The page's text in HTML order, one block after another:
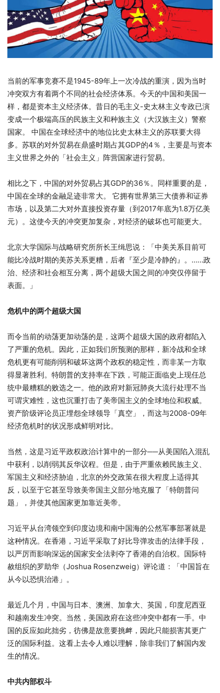
当前的军事竞赛不是1945-89年上一次冷战的重演，因为当时
冲突双方有着两个不同的社会经济体系。今天的中国和美国一
样，都是资本主义经济体。昔日的毛主义-史太林主义专政已演
变成一个极端高压的民族主义和种族主义（大汉族主义）警察
国家。 中国在全球经济中的地位比史太林主义的苏联要大得
多。苏联的对外贸易在鼎盛时期占其GDP的4％，主要是与资本
主义世界之外的「社会主义」阵营国家进行贸易。
相比之下，中国的对外贸易占其GDP的36％。同样重要的是，
中国在全球的金融足迹非常大。 它拥有世界第三大债券和证券
市场，以及第二大对外直接投资存量（到2017年底为1.8万亿美
元）。这使今天的冲突更加复杂，对经济的破坏也可能更大。
北京大学国际与战略研究所所长王缉思说：「中美关系目前可
能比冷战时期的美苏关系更糟，后者『至少是冷静的』。……政
治、经济和社会相互分离，两个超级大国之间的冲突仅停留于
表面。」
危机中的两个超级大国
而令当前的动荡更加动荡的是，这两个超级大国的政府都陷入
了严重的危机。因此，正如我们所预测的那样，新冷战和全球
危机更有可能削弱和破坏这两个政权的稳定性，而非某一方取
得显著胜利。特朗普的支持率在下跌，可能正面临史上现任总
统中最糟糕的败选之一。他的政府对新冠肺炎大流行处理不当
可谓灾难性，这也沉重打击了美帝国主义的全球地位和权威。
资产阶级评论员正埋怨全球领导「真空」，而这与2008-09年
经济危机时的状况形成鲜明对比。
当然，这是习近平政权政治计算中的一部分──从美国陷入混乱
中获利，以削弱其反华议程。但是，由于严重依赖民族主义、
军国主义和经济胁迫，北京的外交政策在很大程度上适得其
反，以至于它甚至导致美帝国主义部分地克服了「特朗普问
题」，并使其他国家更加靠近美帝。
习近平从台湾领空到印度边境和南中国海的公然军事部署就是
这种情况。在香港，习近平采取了好比导弹攻击的法律手段，
以严厉而影响深远的国家安全法剥夺了香港的自治权。国际特
赦组织的罗助华（Joshua Rosenzweig）评论道：「中国旨在
从今以恐惧治港」。
最近几个月，中国与日本、澳洲、加拿大、英国，印度尼西亚
和越南发生冲突。当然，美国政府在这些冲突中都有一手。中
国的反应如此拙劣，彷佛是故意要挑衅，因此只能损害其更广
泛的国际利益。这看上去令人难以理解，除非我们了解国内发
生的情况。
中共内部权斗